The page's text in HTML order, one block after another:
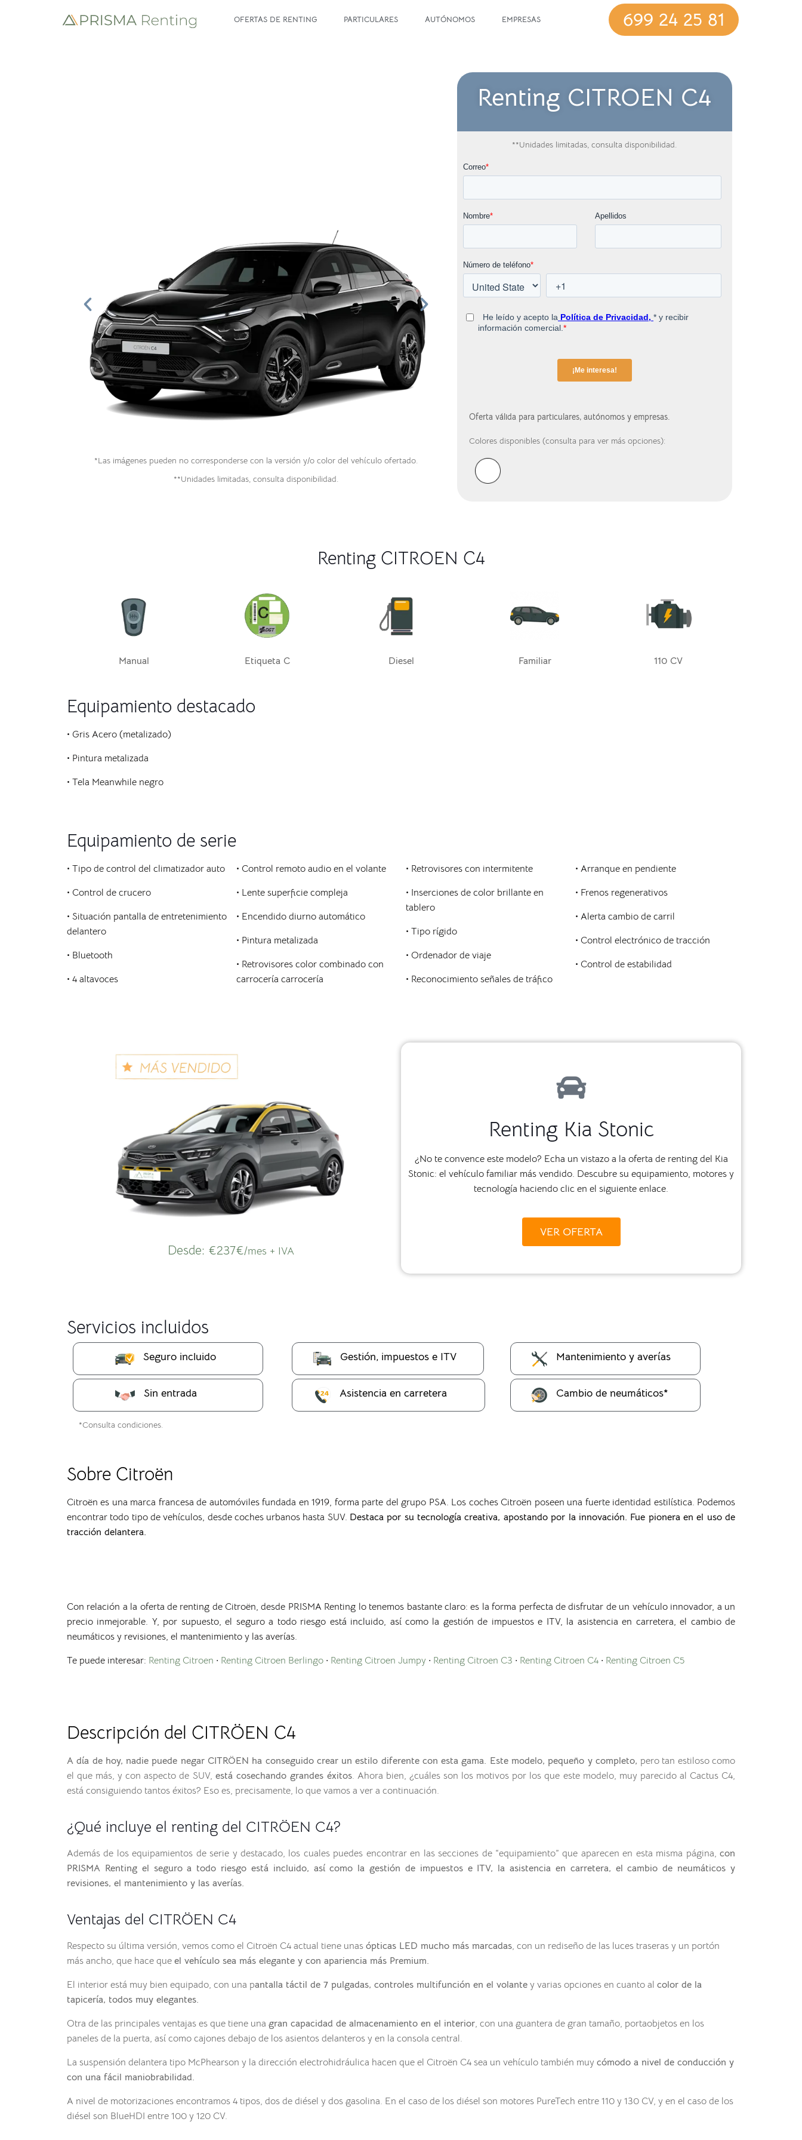
OFERTAS DE RENTING PARTICULARES AUTÓNOMOS EMPRESAS 699 24 25 81
*Las imágenes pueden no corresponderse con la versión y/o color del vehículo ofertado.
**Unidades limitadas, consulta disponibilidad.
Renting CITROEN C4
**Unidades limitadas, consulta disponibilidad.
Oferta válida para particulares, autónomos y empresas.
Colores disponibles (consulta para ver más opciones):
Renting CITROEN C4
Manual Etiqueta C Diesel Familiar 110 CV
Equipamiento destacado
• Gris Acero (metalizado)
• Pintura metalizada
• Tela Meanwhile negro
Equipamiento de serie
• Tipo de control del climatizador auto
• Control de crucero
• Situación pantalla de entretenimiento
delantero
• Bluetooth
• 4 altavoces
• Control remoto audio en el volante
• Lente superficie compleja
• Encendido diurno automático
• Pintura metalizada
• Retrovisores color combinado con
carrocería carrocería
• Retrovisores con intermitente
• Inserciones de color brillante en
tablero
• Tipo rígido
• Ordenador de viaje
• Reconocimiento señales de tráfico
• Arranque en pendiente
• Frenos regenerativos
• Alerta cambio de carril
• Control electrónico de tracción
• Control de estabilidad
Desde: €237€/mes + IVA
Renting Kia Stonic
¿No te convence este modelo? Echa un vistazo a la oferta de renting del Kia
Stonic: el vehículo familiar más vendido. Descubre su equipamiento, motores y
tecnología haciendo clic en el siguiente enlace.
VER OFERTA
Servicios incluidos
Seguro incluido Gestión, impuestos e ITV Mantenimiento y averías
Sin entrada Asistencia en carretera Cambio de neumáticos*
*Consulta condiciones.
Sobre Citroën
Citroën es una marca francesa de automóviles fundada en 1919, forma parte del grupo PSA. Los coches Citroën poseen una fuerte identidad estilística. Podemos
encontrar todo tipo de vehículos, desde coches urbanos hasta SUV. Destaca por su tecnología creativa, apostando por la innovación. Fue pionera en el uso de
tracción delantera.
Con relación a la oferta de renting de Citroën, desde PRISMA Renting lo tenemos bastante claro: es la forma perfecta de disfrutar de un vehículo innovador, a un
precio inmejorable. Y, por supuesto, el seguro a todo riesgo está incluido, así como la gestión de impuestos e ITV, la asistencia en carretera, el cambio de
neumáticos y revisiones, el mantenimiento y las averías.
Te puede interesar: Renting Citroen · Renting Citroen Berlingo · Renting Citroen Jumpy · Renting Citroen C3 · Renting Citroen C4 · Renting Citroen C5
Descripción del CITRÖEN C4
A día de hoy, nadie puede negar CITRÖEN ha conseguido crear un estilo diferente con esta gama. Este modelo, pequeño y completo, pero tan estiloso como
el que más, y con aspecto de SUV, está cosechando grandes éxitos. Ahora bien, ¿cuáles son los motivos por los que este modelo, muy parecido al Cactus C4,
está consiguiendo tantos éxitos? Eso es, precisamente, lo que vamos a ver a continuación.
¿Qué incluye el renting del CITRÖEN C4?
Además de los equipamientos de serie y destacado, los cuales puedes encontrar en las secciones de “equipamiento” que aparecen en esta misma página, con
PRISMA Renting el seguro a todo riesgo está incluido, así como la gestión de impuestos e ITV, la asistencia en carretera, el cambio de neumáticos y
revisiones, el mantenimiento y las averías.
Ventajas del CITRÖEN C4
Respecto su última versión, vemos como el Citroën C4 actual tiene unas ópticas LED mucho más marcadas, con un rediseño de las luces traseras y un portón
más ancho, que hace que el vehículo sea más elegante y con apariencia más Premium.
El interior está muy bien equipado, con una pantalla táctil de 7 pulgadas, controles multifunción en el volante y varias opciones en cuanto al color de la
tapicería, todos muy elegantes.
Otra de las principales ventajas es que tiene una gran capacidad de almacenamiento en el interior, con una guantera de gran tamaño, portaobjetos en los
paneles de la puerta, así como cajones debajo de los asientos delanteros y en la consola central.
La suspensión delantera tipo McPhearson y la dirección electrohidráulica hacen que el Citroën C4 sea un vehículo también muy cómodo a nivel de conducción y
con una fácil maniobrabilidad.
A nivel de motorizaciones encontramos 4 tipos, dos de diésel y dos gasolina. En el caso de los diésel son motores PureTech entre 110 y 130 CV, y en el caso de los
diésel son BlueHDI entre 100 y 120 CV.